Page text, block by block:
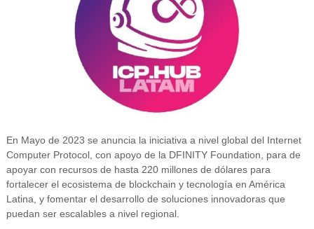
En Mayo de 2023 se anuncia la iniciativa a nivel global del Internet
Computer Protocol, con apoyo de la DFINITY Foundation, para de
apoyar con recursos de hasta 220 millones de dólares para
fortalecer el ecosistema de blockchain y tecnología en América
Latina, y fomentar el desarrollo de soluciones innovadoras que
puedan ser escalables a nivel regional.